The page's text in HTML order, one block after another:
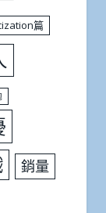
篇
銷量